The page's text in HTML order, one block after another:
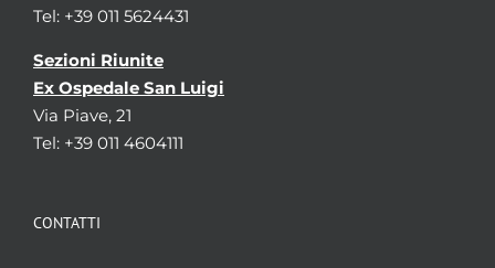
Tel: +39 011 5624431
Sezioni Riunite
Ex Ospedale San Luigi
Via Piave, 21
Tel: +39 011 4604111
CONTATTI